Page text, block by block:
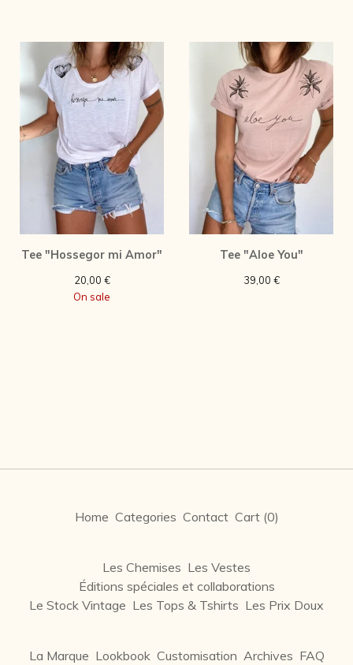
Tee "Hossegor mi Amor"
20,00 €
On sale
Tee "Aloe You"
39,00 €
Home Categories Contact Cart (0)
Les Chemises Les Vestes
Éditions spéciales et collaborations
Le Stock Vintage Les Tops & Tshirts Les Prix Doux
La Marque Lookbook Customisation Archives FAQ